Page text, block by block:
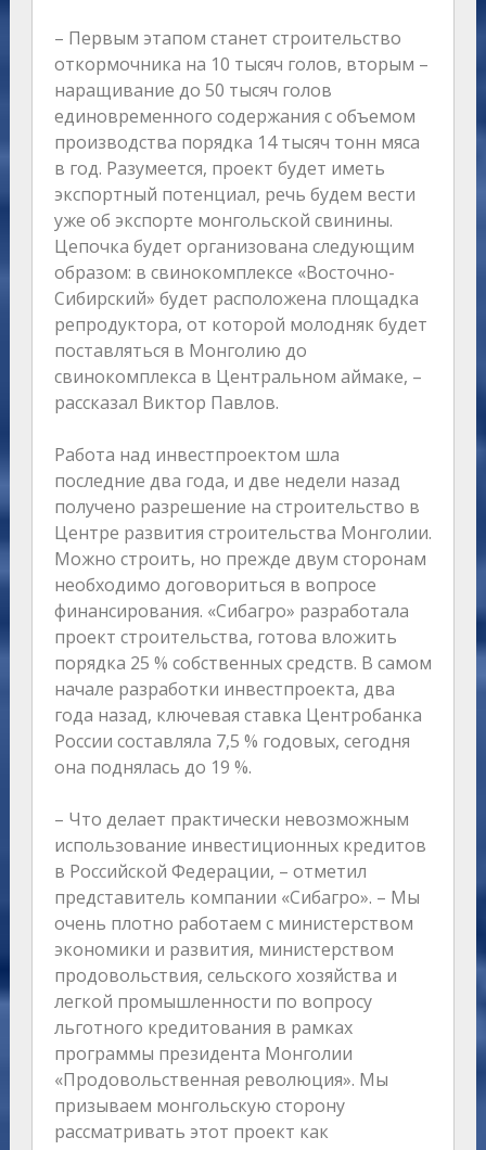
– Первым этапом станет строительство
откормочника на 10 тысяч голов, вторым –
наращивание до 50 тысяч голов
единовременного содержания с объемом
производства порядка 14 тысяч тонн мяса
в год. Разумеется, проект будет иметь
экспортный потенциал, речь будем вести
уже об экспорте монгольской свинины.
Цепочка будет организована следующим
образом: в свинокомплексе «Восточно-
Сибирский» будет расположена площадка
репродуктора, от которой молодняк будет
поставляться в Монголию до
свинокомплекса в Центральном аймаке, –
рассказал Виктор Павлов.
Работа над инвестпроектом шла
последние два года, и две недели назад
получено разрешение на строительство в
Центре развития строительства Монголии.
Можно строить, но прежде двум сторонам
необходимо договориться в вопросе
финансирования. «Сибагро» разработала
проект строительства, готова вложить
порядка 25 % собственных средств. В самом
начале разработки инвестпроекта, два
года назад, ключевая ставка Центробанка
России составляла 7,5 % годовых, сегодня
она поднялась до 19 %.
– Что делает практически невозможным
использование инвестиционных кредитов
в Российской Федерации, – отметил
представитель компании «Сибагро». – Мы
очень плотно работаем с министерством
экономики и развития, министерством
продовольствия, сельского хозяйства и
легкой промышленности по вопросу
льготного кредитования в рамках
программы президента Монголии
«Продовольственная революция». Мы
призываем монгольскую сторону
рассматривать этот проект как